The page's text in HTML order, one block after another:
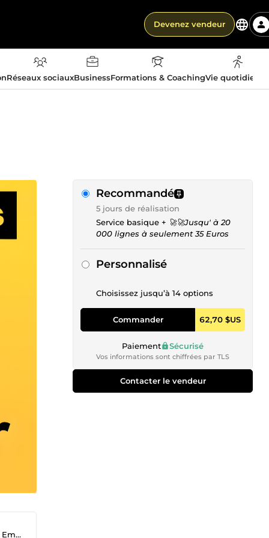
Devenez vendeur
Réseaux sociauxBusinessFormations & CoachingVie
Recommandé
5 jours de réalisation
Service basique + 🚀🚀Jusqu' à 20
000 lignes à seulement 35 Euros
Personnalisé
Choisissez jusqu’à 14 options
Commander 62,70 $US
Paiement Sécurisé
Vos informations sont chiffrées par TLS
Contacter le vendeur